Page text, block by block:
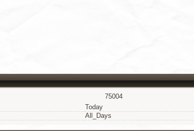
75004
Today
All_Days